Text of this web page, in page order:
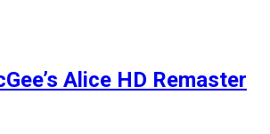
Alice HD Remaster